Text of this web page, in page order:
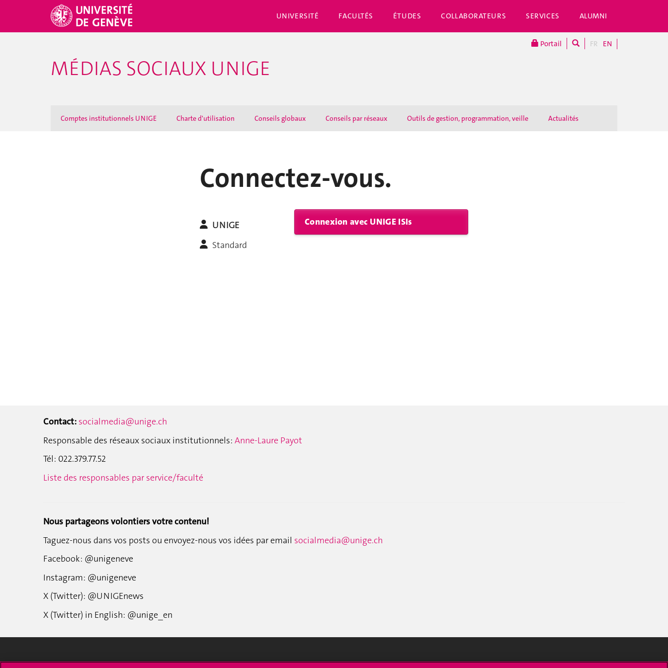
UNIVERSITÉ FACULTÉS ÉTUDES COLLABORATEURS SERVICES ALUMNI
Portail FR EN
MÉDIAS SOCIAUX UNIGE
Comptes institutionnels UNIGE Charte d'utilisation Conseils globaux Conseils par réseaux Outils de gestion, programmation, veille Actualités
Connectez-vous.
UNIGE
Standard
Connexion avec UNIGE ISIs
Contact: socialmedia@unige.ch
Responsable des réseaux sociaux institutionnels: Anne-Laure Payot
Tél: 022.379.77.52
Liste des responsables par service/faculté
Nous partageons volontiers votre contenu!
Taguez-nous dans vos posts ou envoyez-nous vos idées par email socialmedia@unige.ch
Facebook: @unigeneve
Instagram: @unigeneve
X (Twitter): @UNIGEnews
X (Twitter) in English: @unige_en